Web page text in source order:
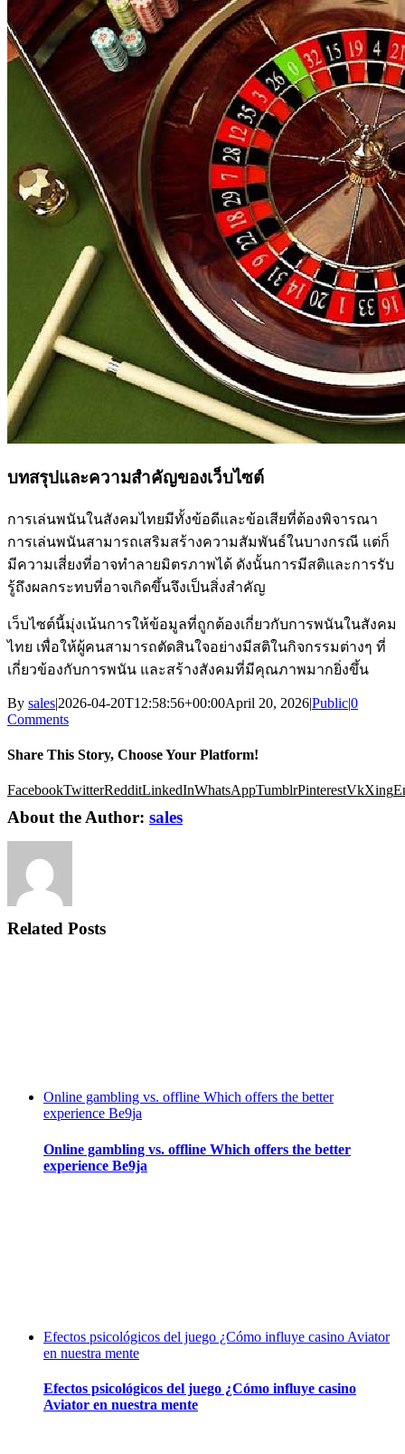
บทสรุปและความสำคัญของเว็บไซต์
การเล่นพนันในสังคมไทยมีทั้งข้อดีและข้อเสียที่ต้องพิจารณา
การเล่นพนันสามารถเสริมสร้างความสัมพันธ์ในบางกรณี แต่ก็
มีความเสี่ยงที่อาจทำลายมิตรภาพได้ ดังนั้นการมีสติและการรับ
รู้ถึงผลกระทบที่อาจเกิดขึ้นจึงเป็นสิ่งสำคัญ
เว็บไซต์นี้มุ่งเน้นการให้ข้อมูลที่ถูกต้องเกี่ยวกับการพนันในสังคม
ไทย เพื่อให้ผู้คนสามารถตัดสินใจอย่างมีสติในกิจกรรมต่างๆ ที่
เกี่ยวข้องกับการพนัน และสร้างสังคมที่มีคุณภาพมากยิ่งขึ้น
By sales|2026-04-20T12:58:56+00:00April 20, 2026|Public|0
Comments
Share This Story, Choose Your Platform!
FacebookTwitterRedditLinkedInWhatsAppTumblrPinterestVkXing
About the Author: sales
Related Posts
Online gambling vs. offline Which offers the better
experience Be9ja
Online gambling vs. offline Which offers the better
experience Be9ja
Efectos psicológicos del juego ¿Cómo influye casino Aviator
en nuestra mente
Efectos psicológicos del juego ¿Cómo influye casino
Aviator en nuestra mente